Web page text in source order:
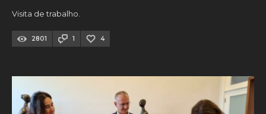
Visita de trabalho.
2801 1 4